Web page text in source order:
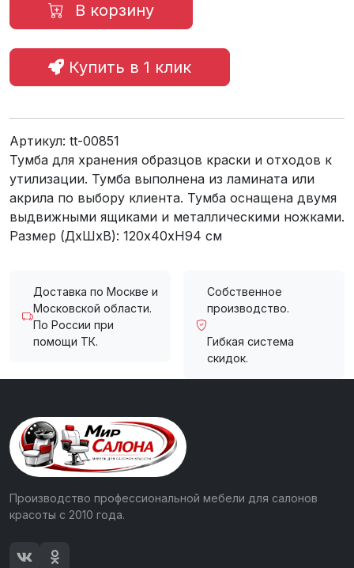
В корзину
Купить в 1 клик
Артикул: tt-00851
Тумба для хранения образцов краски и отходов к
утилизации. Тумба выполнена из ламината или
акрила по выбору клиента. Тумба оснащена двумя
выдвижными ящиками и металлическими ножками.
Размер (ДхШхВ): 120х40хH94 см
Доставка по Москве и
Московской области.
По России при
помощи ТК.
Собственное
производство.
Гибкая система
скидок.
Производство профессиональной мебели для салонов
красоты с 2010 года.